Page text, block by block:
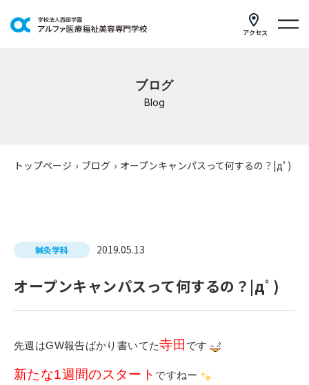
アクセス
研修・講座
公共職業訓練
よくあるご質問
ブログ
Blog
トップページ › ブログ › オープンキャンパスって何するの？|дﾟ)
鍼灸学科 2019.05.13
オープンキャンパスって何するの？|дﾟ)
先週はGW報告ばかり書いてた寺田 です
新たな1週間のスタート ですねー